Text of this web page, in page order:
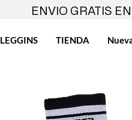
LEGGINS TIENDA
ENVIO GRATIS